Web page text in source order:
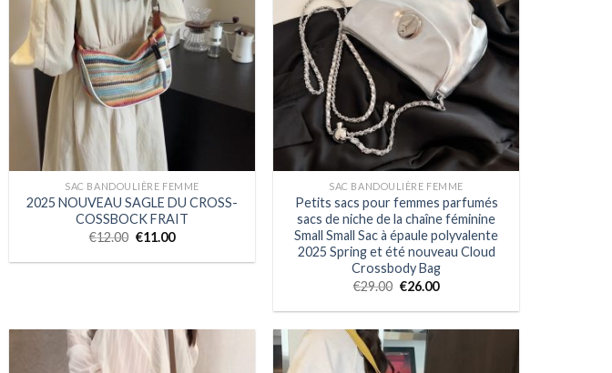
SAC BANDOULIÈRE FEMME
2025 NOUVEAU SAGLE DU CROSS-
COSSBOCK FRAIT
€12.00 €11.00
SAC BANDOULIÈRE FEMME
Petits sacs pour femmes parfumés
sacs de niche de la chaîne féminine
Small Small Sac à épaule polyvalente
2025 Spring et été nouveau Cloud
Crossbody Bag
€29.00 €26.00